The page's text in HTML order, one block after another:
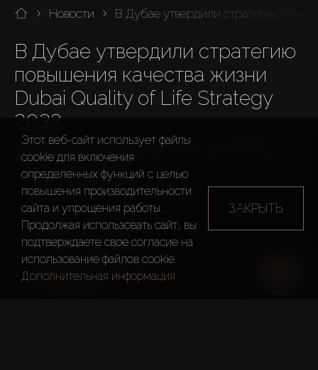
Новости В Дубае утвердили стратегию
В Дубае утвердили стратегию
повышения качества жизни
Dubai Quality of Life Strategy
2033.
Она направлена на рост экономики и обеспечение
благополучия жителей.
Стратегия включает 200+ проектов:
концепция 20-минутного города;
парки нового поколения;
8 природных заповедников;
развитие пляжей;
Этот веб-сайт использует файлы
cookie для включения
определенных функций c целью
повышения производительности
сайта и упрощения работы.
Продолжая использовать сайт, вы
подтверждаете свое согласие на
использование файлов cookie.
Дополнительная информация
ЗАКРЫТЬ